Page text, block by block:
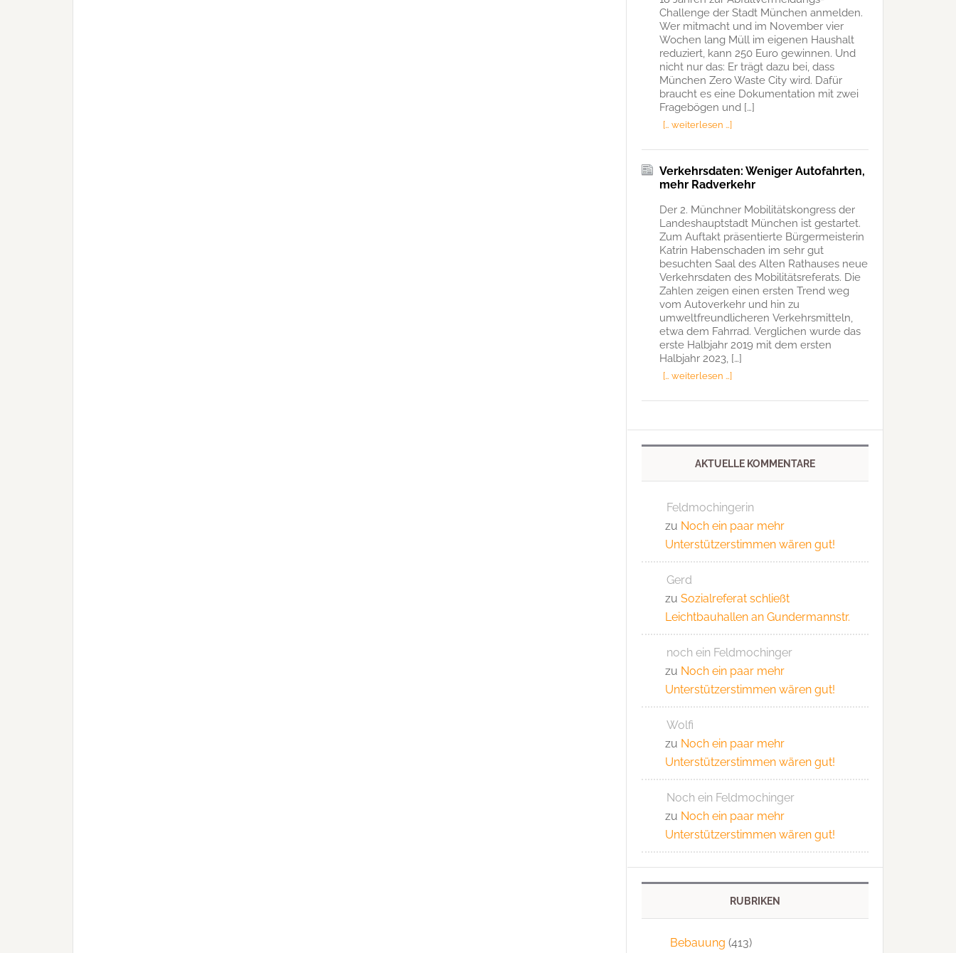
Challenge der Stadt München anmelden.
Wer mitmacht und im November vier
Wochen lang Müll im eigenen Haushalt
reduziert, kann 250 Euro gewinnen. Und
nicht nur das: Er trägt dazu bei, dass
München Zero Waste City wird. Dafür
braucht es eine Dokumentation mit zwei
Fragebögen und […]
[… weiterlesen …]
Verkehrsdaten: Weniger Autofahrten,
mehr Radverkehr
Der 2. Münchner Mobilitätskongress der
Landeshauptstadt München ist gestartet.
Zum Auftakt präsentierte Bürgermeisterin
Katrin Habenschaden im sehr gut
besuchten Saal des Alten Rathauses neue
Verkehrsdaten des Mobilitätsreferats. Die
Zahlen zeigen einen ersten Trend weg
vom Autoverkehr und hin zu
umweltfreundlicheren Verkehrsmitteln,
etwa dem Fahrrad. Verglichen wurde das
erste Halbjahr 2019 mit dem ersten
Halbjahr 2023, […]
[… weiterlesen …]
AKTUELLE KOMMENTARE
Feldmochingerin
zu Noch ein paar mehr
Unterstützerstimmen wären gut!
Gerd
zu Sozialreferat schließt
Leichtbauhallen an Gundermannstr.
noch ein Feldmochinger
zu Noch ein paar mehr
Unterstützerstimmen wären gut!
Wolfi
zu Noch ein paar mehr
Unterstützerstimmen wären gut!
Noch ein Feldmochinger
zu Noch ein paar mehr
Unterstützerstimmen wären gut!
RUBRIKEN
Bebauung (413)